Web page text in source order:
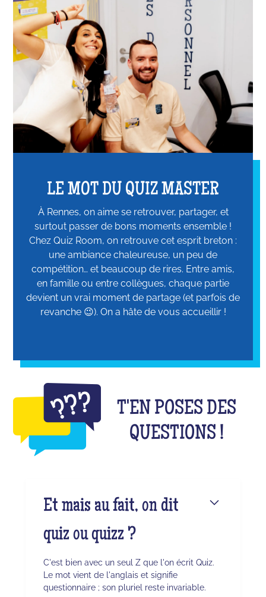
LE MOT DU QUIZ MASTER
À Rennes, on aime se retrouver, partager, et
surtout passer de bons moments ensemble !
Chez Quiz Room, on retrouve cet esprit breton :
une ambiance chaleureuse, un peu de
compétition… et beaucoup de rires. Entre amis,
en famille ou entre collègues, chaque partie
devient un vrai moment de partage (et parfois de
revanche 😉). On a hâte de vous accueillir !
T'EN POSES DES
QUESTIONS !
Et mais au fait, on dit
quiz ou quizz ?
C'est bien avec un seul Z que l'on écrit Quiz.
Le mot vient de l'anglais et signifie
questionnaire ; son pluriel reste invariable.